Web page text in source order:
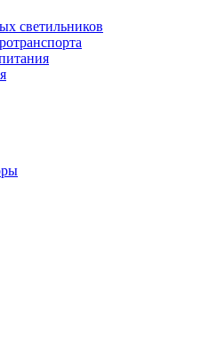
светильников